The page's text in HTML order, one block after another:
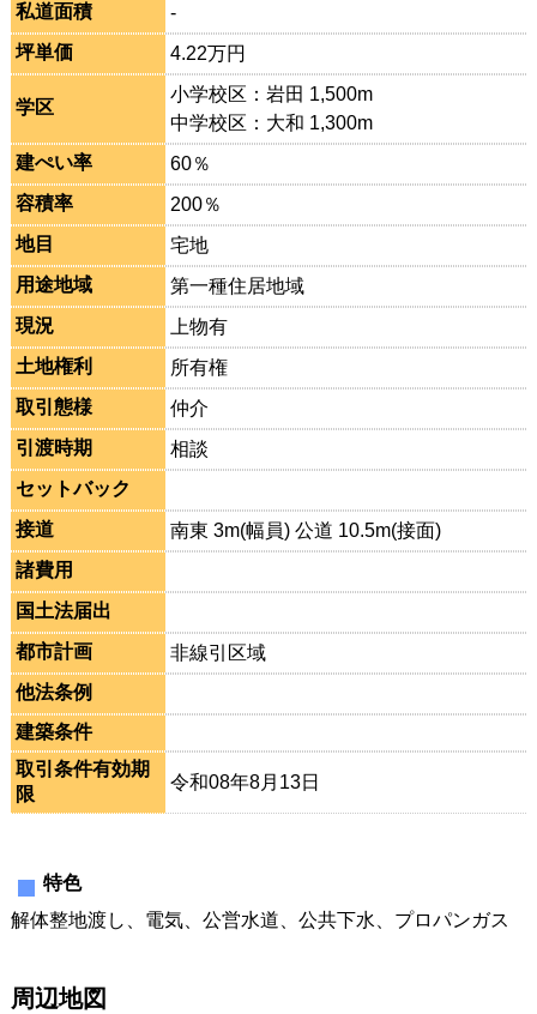
私道面積
-
坪単価
4.22万円
学区
小学校区：岩田 1,500m
中学校区：大和 1,300m
建ぺい率
60％
容積率
200％
地目
宅地
用途地域
第一種住居地域
現況
上物有
土地権利
所有権
取引態様
仲介
引渡時期
相談
セットバック
接道
南東 3m(幅員) 公道 10.5m(接面)
諸費用
国土法届出
都市計画
非線引区域
他法条例
建築条件
取引条件有効期
限
令和08年8月13日
特色
解体整地渡し、電気、公営水道、公共下水、プロパンガス
周辺地図